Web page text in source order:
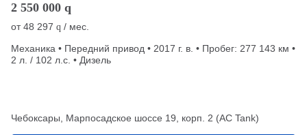
2 550 000 q
от48 297 q / мес.
Механика • Передний привод • 2017 г. в. • Пробег: 277 143 км •
2 л. / 102 л.с. • Дизель
Чебоксары, Марпосадское шоссе 19, корп. 2 (АС Tank)